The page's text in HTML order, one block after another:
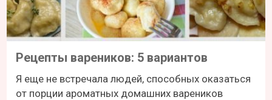
Рецепты вареников: 5 вариантов
Я еще не встречала людей, способных оказаться
от порции ароматных домашних вареников